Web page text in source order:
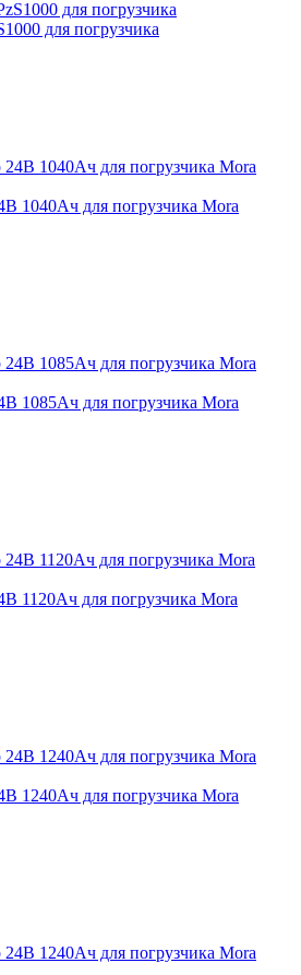
для погрузчика
1040Ач для погрузчика Mora
1085Ач для погрузчика Mora
1120Ач для погрузчика Mora
1240Ач для погрузчика Mora